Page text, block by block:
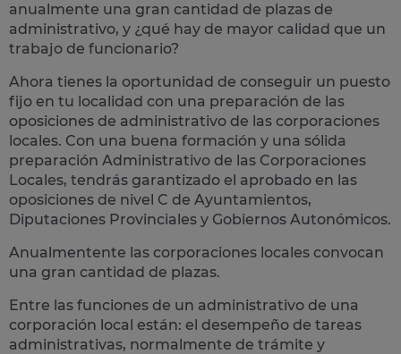
anualmente una gran cantidad de plazas de
administrativo, y ¿qué hay de mayor calidad que un
trabajo de funcionario?
Ahora tienes la oportunidad de conseguir un puesto
fijo en tu localidad con una preparación de las
oposiciones de administrativo de las corporaciones
locales. Con una buena formación y una sólida
preparación Administrativo de las Corporaciones
Locales, tendrás garantizado el aprobado en las
oposiciones de nivel C de Ayuntamientos,
Diputaciones Provinciales y Gobiernos Autonómicos.
Anualmentente las corporaciones locales convocan
una gran cantidad de plazas.
Entre las funciones de un administrativo de una
corporación local están: el desempeño de tareas
administrativas, normalmente de trámite y